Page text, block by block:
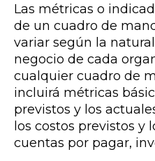
Las métricas o
de un cuadro de
variar según la
negocio de cada
cualquier cuadro de
incluirá métricas
previstos y los
los costos previstos y
cuentas por pagar,